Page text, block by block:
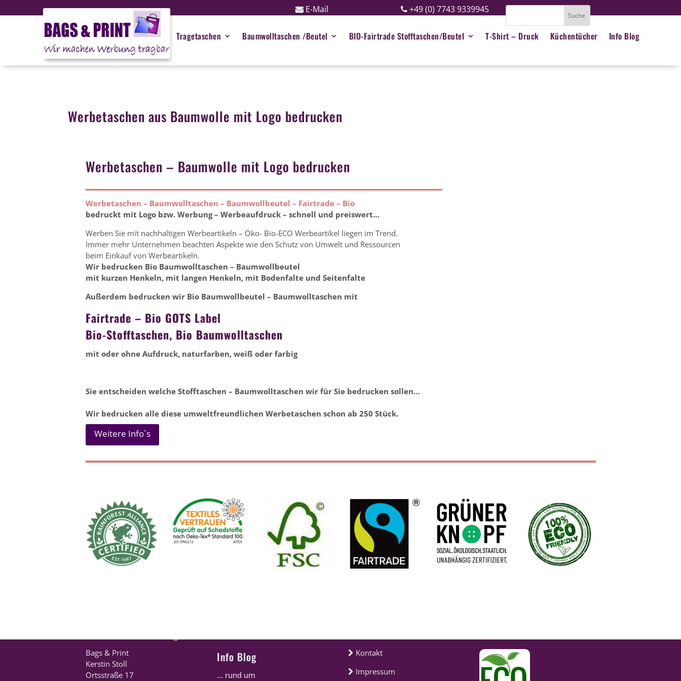
E-Mail +49 (0) 7743 9339945
Tragetaschen Baumwolltaschen /Beutel BIO-Fairtrade Stofftaschen/Beutel T-Shirt – Druck Küchentücher Info Blog
Werbetaschen aus Baumwolle mit Logo bedrucken
Werbetaschen – Baumwolle mit Logo bedrucken
Werbetaschen – Baumwolltaschen – Baumwollbeutel – Fairtrade – Bio
bedruckt mit Logo bzw. Werbung – Werbeaufdruck – schnell und preiswert…
Werben Sie mit nachhaltigen Werbeartikeln – Öko- Bio-ECO Werbeartikel liegen im Trend.
Immer mehr Unternehmen beachten Aspekte wie den Schutz von Umwelt und Ressourcen
beim Einkauf von Werbeartikeln.
Wir bedrucken Bio Baumwolltaschen – Baumwollbeutel
mit kurzen Henkeln, mit langen Henkeln, mit Bodenfalte und Seitenfalte
Außerdem bedrucken wir Bio Baumwollbeutel – Baumwolltaschen mit
Fairtrade – Bio GOTS Label
Bio-Stofftaschen, Bio Baumwolltaschen
mit oder ohne Aufdruck, naturfarben, weiß oder farbig
Sie entscheiden welche Stofftaschen – Baumwolltaschen wir für Sie bedrucken sollen…
Wir bedrucken alle diese umweltfreundlichen Werbetaschen schon ab 250 Stück.
Weitere Info`s
Bags & Print
Kerstin Stoll
Ortsstraße 17
Info Blog
… rund um
Kontakt
Impressum